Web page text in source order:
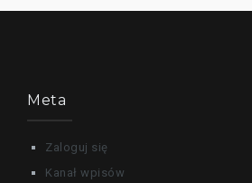
Meta
Zaloguj się
Kanał wpisów